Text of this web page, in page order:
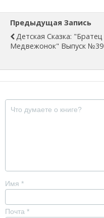
Предыдущая Запись
Детская Сказка: "Братец
Медвежонок" Выпуск №39
Имя *
Почта *